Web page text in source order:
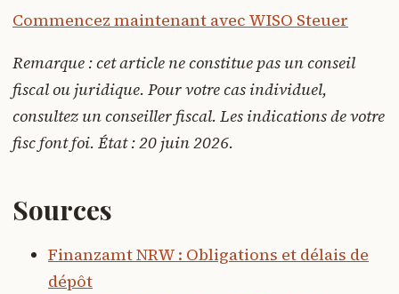
Commencez maintenant avec WISO Steuer
Remarque : cet article ne constitue pas un conseil
fiscal ou juridique. Pour votre cas individuel,
consultez un conseiller fiscal. Les indications de votre
fisc font foi. État : 20 juin 2026.
Sources
Finanzamt NRW : Obligations et délais de
dépôt